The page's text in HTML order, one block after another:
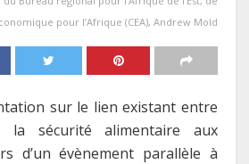
pour l’Afrique (CEA), Andrew Mold
sur le lien existant entre
la sécurité alimentaire aux
d’un évènement parallèle à